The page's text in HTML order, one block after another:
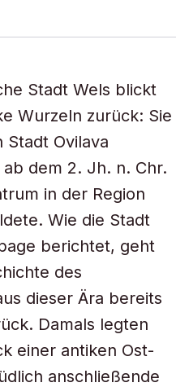
Stadt Wels blickt
Wurzeln zurück: Sie
Stadt Ovilava
dem 2. Jh. n. Chr.
in der Region
Wie die Stadt
berichtet, geht
des
dieser Ära bereits
Damals legten
einer antiken Ost-
anschließende